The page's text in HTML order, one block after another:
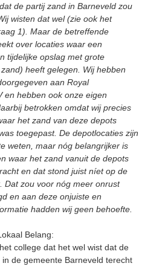
de partij zand in Barneveld zou
wisten dat wel (zie ook het
1). Maar de betreffende
over locaties waar een
tijdelijke opslag met grote
heeft gelegen. Wij hebben
aan Royal
en hebben ook onze eigen
betrokken omdat wij precies
het zand van deze depots
toegepast. De depotlocaties zijn
weten, maar nóg belangrijker is
waar het zand vanuit de depots
en dat stond juist níet op de
Dat zou voor nóg meer onrust
en aan deze onjuiste en
hadden wij geen behoefte.
Belang:
college dat het wel wist dat de
de gemeente Barneveld terecht